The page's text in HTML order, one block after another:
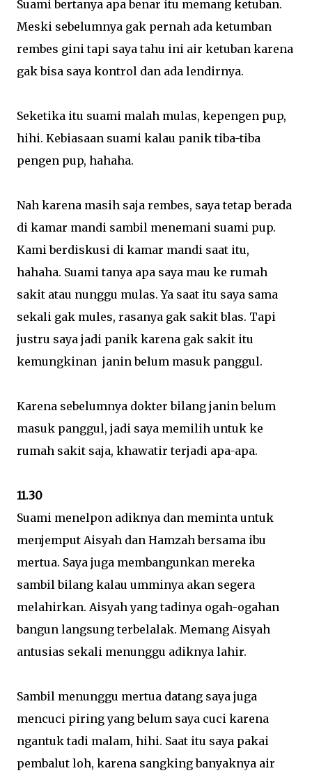
Suami bertanya apa benar itu memang ketuban.
Meski sebelumnya gak pernah ada ketumban
rembes gini tapi saya tahu ini air ketuban karena
gak bisa saya kontrol dan ada lendirnya.
Seketika itu suami malah mulas, kepengen pup,
hihi. Kebiasaan suami kalau panik tiba-tiba
pengen pup, hahaha.
Nah karena masih saja rembes, saya tetap berada
di kamar mandi sambil menemani suami pup.
Kami berdiskusi di kamar mandi saat itu,
hahaha. Suami tanya apa saya mau ke rumah
sakit atau nunggu mulas. Ya saat itu saya sama
sekali gak mules, rasanya gak sakit blas. Tapi
justru saya jadi panik karena gak sakit itu
kemungkinan janin belum masuk panggul.
Karena sebelumnya dokter bilang janin belum
masuk panggul, jadi saya memilih untuk ke
rumah sakit saja, khawatir terjadi apa-apa.
11.30
Suami menelpon adiknya dan meminta untuk
menjemput Aisyah dan Hamzah bersama ibu
mertua. Saya juga membangunkan mereka
sambil bilang kalau umminya akan segera
melahirkan. Aisyah yang tadinya ogah-ogahan
bangun langsung terbelalak. Memang Aisyah
antusias sekali menunggu adiknya lahir.
Sambil menunggu mertua datang saya juga
mencuci piring yang belum saya cuci karena
ngantuk tadi malam, hihi. Saat itu saya pakai
pembalut loh, karena sangking banyaknya air